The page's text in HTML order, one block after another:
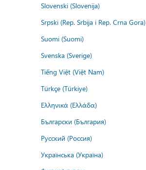
Slovenski (Slovenija)
Srpski (Rep. Srbija i Rep. Crna Gora)
Suomi (Suomi)
Svenska (Sverige)
Tiếng Việt (Việt Nam)
Türkçe (Türkiye)
Ελληνικά (Ελλάδα)
Български (България)
Русский (Россия)
Українська (Україна)